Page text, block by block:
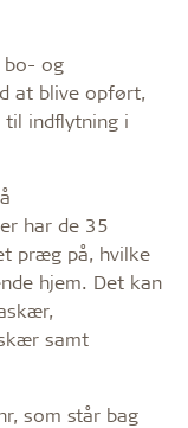
bo- og
at blive opført,
indflytning i
har de 35
præg på, hvilke
hjem. Det kan
samt
som står bag